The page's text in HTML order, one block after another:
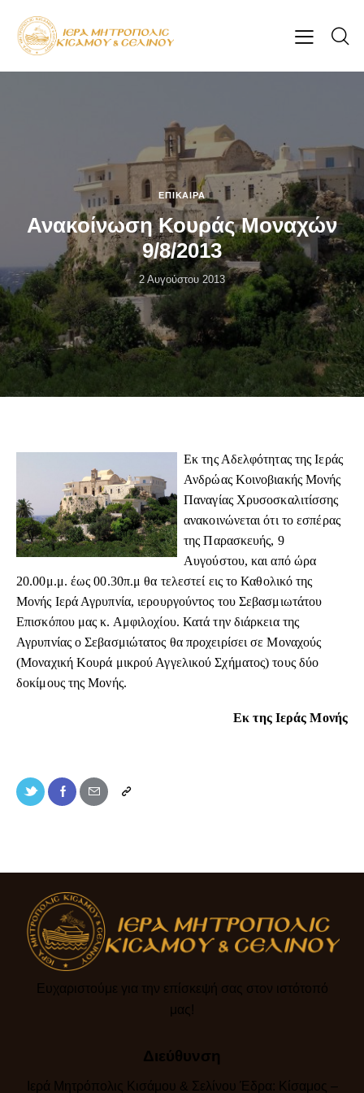
ΕΠΊΚΑΙΡΑ
Ανακοίνωση Κουράς Μοναχών
9/8/2013
2 Αυγούστου 2013
Εκ της Αδελφότητας της Ιεράς
Ανδρώας Κοινοβιακής Μονής
Παναγίας Χρυσοσκαλιτίσσης
ανακοινώνεται ότι το εσπέρας
της Παρασκευής, 9
Αυγούστου, και από ώρα
20.00μ.μ. έως 00.30π.μ θα τελεστεί εις το Καθολικό της
Μονής Ιερά Αγρυπνία, ιερουργούντος του Σεβασμιωτάτου
Επισκόπου μας κ. Αμφιλοχίου. Κατά την διάρκεια της
Αγρυπνίας ο Σεβασμιώτατος θα προχειρίσει σε Μοναχούς
(Μοναχική Κουρά μικρού Αγγελικού Σχήματος) τους δύο
δοκίμους της Μονής.
Εκ της Ιεράς Μονής
Ευχαριστούμε για την επίσκεψή σας στον ιστότοπό
μας!​
Διεύθυνση
Ιερά Μητρόπολις Κισάμου & Σελίνου Έδρα: Κίσαμος –